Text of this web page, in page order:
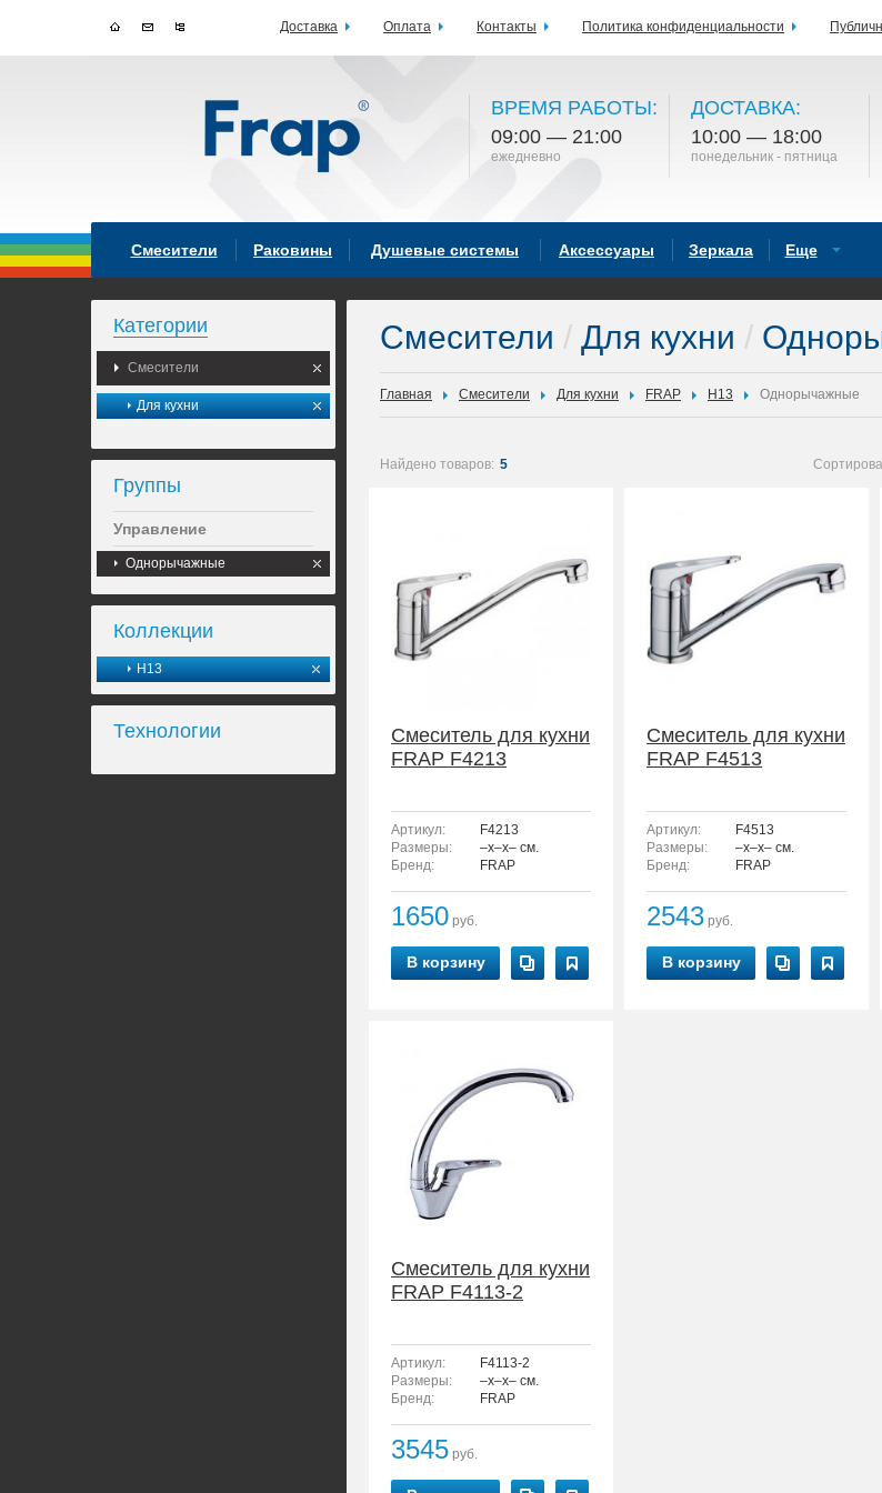
ВРЕМЯ РАБОТЫ:
09:00 — 21:00
ежедневно
ДОСТАВКА:
10:00 — 18:00
понедельник - пятница
Смесители Раковины Душевые системы Аксессуары Зеркала Еще
Категории
Смесители
Для кухни
Группы
Управление
Однорычажные
Коллекции
H13
Технологии
Смесители / Для кухни /
Главная Смесители Для кухни FRAP H13 Однорычажные
Найдено товаров: 5
Смеситель для кухни
FRAP F4213
Артикул:
F4213
Размеры:
–x–x– см.
Бренд:
FRAP
1650 руб.
В корзину
Смеситель для кухни
FRAP F4513
Артикул:
F4513
Размеры:
–x–x– см.
Бренд:
FRAP
2543 руб.
В корзину
Смеситель для кухни
FRAP F4113-2
Артикул:
F4113-2
Размеры:
–x–x– см.
Бренд:
FRAP
3545 руб.
Доставка Оплата Контакты Политика конфиденциальности